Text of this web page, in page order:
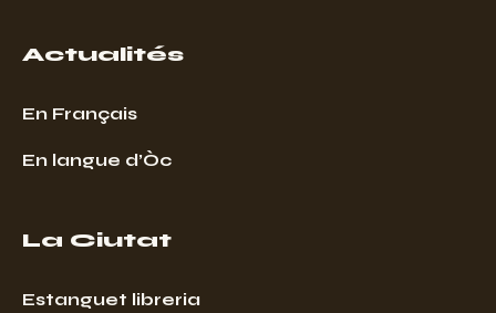
Actualités
En Français
En langue d’Òc
La Ciutat
Estanguet libreria